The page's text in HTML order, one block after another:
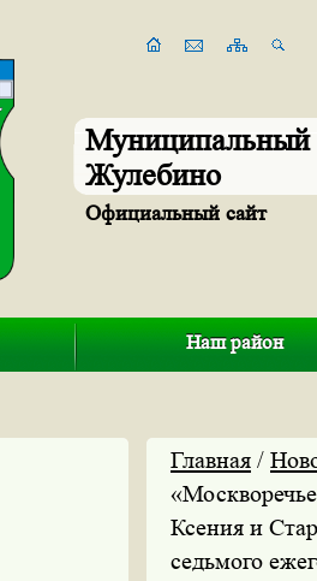
Муниципальный
Жулебино
Официальный сайт
Наш район
Главная /
Ксения и
седьмого